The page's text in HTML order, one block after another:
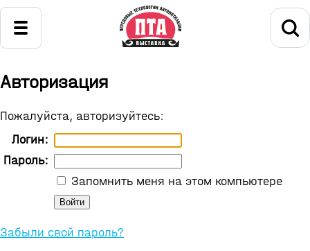
Авторизация
Пожалуйста, авторизуйтесь:
Логин:
Пароль:
Запомнить меня на этом компьютере
Забыли свой пароль?